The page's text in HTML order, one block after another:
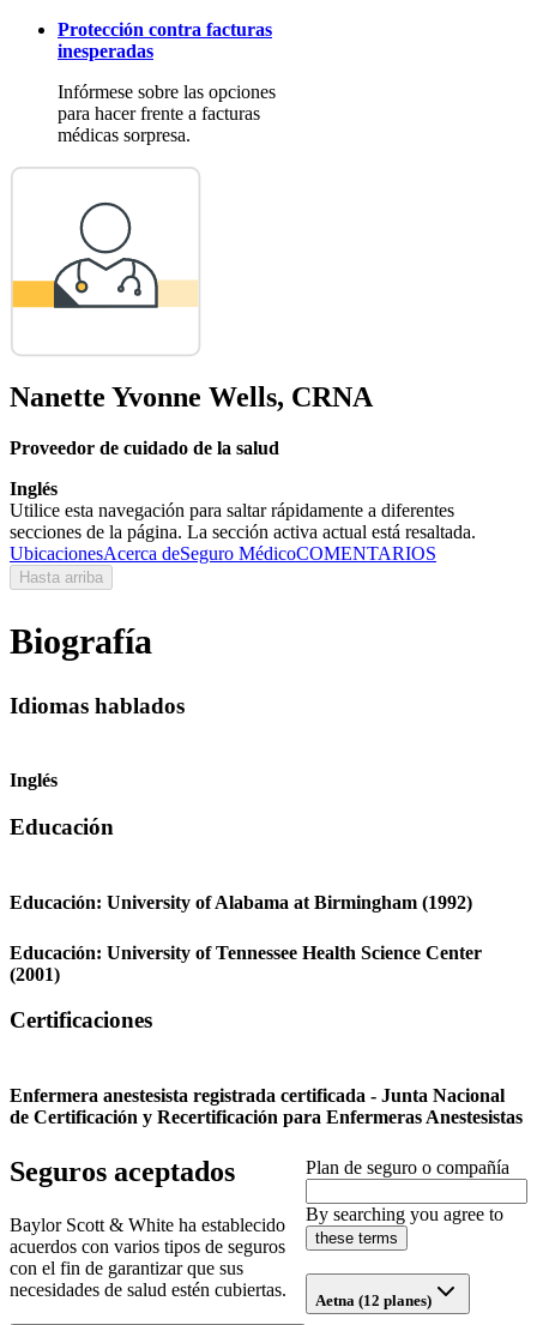
Protección contra facturas
inesperadas
Infórmese sobre las opciones
para hacer frente a facturas
médicas sorpresa.
Nanette Yvonne Wells, CRNA
Proveedor de cuidado de la salud
Inglés
Utilice esta navegación para saltar rápidamente a diferentes
secciones de la página. La sección activa actual está resaltada.
UbicacionesAcerca deSeguro MédicoCOMENTARIOS
Hasta arriba
Biografía
Idiomas hablados
Inglés
Educación
Educación: University of Alabama at Birmingham (1992)
Educación: University of Tennessee Health Science Center
(2001)
Certificaciones
Enfermera anestesista registrada certificada - Junta Nacional
de Certificación y Recertificación para Enfermeras Anestesistas
Seguros aceptados
Baylor Scott & White ha establecido
acuerdos con varios tipos de seguros
con el fin de garantizar que sus
necesidades de salud estén cubiertas.
Plan de seguro o compañía
By searching you agree to
these terms
Aetna (12 planes)